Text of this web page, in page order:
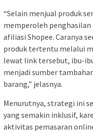
“Selain menjual produk
memperoleh
afiliasi Shopee. Caranya
produk tertentu melalui
lewat link tersebut, ibu-
menjadi sumber
barang,” jelasnya.
Menurutnya, strategi ini
yang semakin inklusif,
aktivitas pemasaran